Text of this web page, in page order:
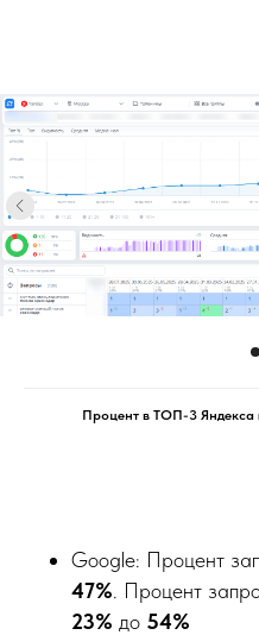
Процент в ТОП-3 Яндекса
Google: Процент
47% . Процент
23% до 54%